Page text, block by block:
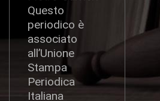
Questo
periodico è
associato
all’Unione
Stampa
Periodica
Italiana